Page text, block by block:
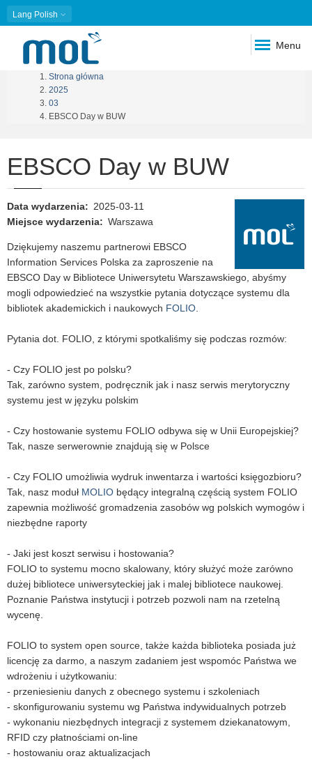
Lang Polish
Menu
Ścieżka
nawigacyjna
Strona główna
2025
03
EBSCO Day w BUW
EBSCO Day w BUW
Data wydarzenia
2025-03-11
Miejsce wydarzenia
Warszawa
Dziękujemy naszemu partnerowi EBSCO
Information Services Polska za zaproszenie na
EBSCO Day w Bibliotece Uniwersytetu Warszawskiego, abyśmy
mogli odpowiedzieć na wszystkie pytania dotyczące systemu dla
bibliotek akademickich i naukowych FOLIO
Pytania dot. FOLIO, z którymi spotkaliśmy się podczas rozmów:
- Czy FOLIO jest po polsku?
Tak, zarówno system, podręcznik jak i nasz serwis merytoryczny
systemu jest w języku polskim
- Czy hostowanie systemu FOLIO odbywa się w Unii Europejskiej?
Tak, nasze serwerownie znajdują się w Polsce
- Czy FOLIO umożliwia wydruk inwentarza i wartości księgozbioru?
Tak, nasz moduł MOLIO będący integralną częścią system FOLIO
zapewnia możliwość gromadzenia zasobów wg polskich wymogów i
niezbędne raporty
- Jaki jest koszt serwisu i hostowania?
FOLIO to systemu mocno skalowany, który służyć może zarówno
dużej bibliotece uniwersyteckiej jak i malej bibliotece naukowej.
Poznanie Państwa instytucji i potrzeb pozwoli nam na rzetelną
wycenę.
FOLIO to system open source, także każda biblioteka posiada już
licencję za darmo, a naszym zadaniem jest wspomóc Państwa we
wdrożeniu i użytkowaniu:
- przeniesieniu danych z obecnego systemu i szkoleniach
- skonfigurowaniu systemu wg Państwa indywidualnych potrzeb
- wykonaniu niezbędnych integracji z systemem dziekanatowym,
RFID czy płatnościami on-line
- hostowaniu oraz aktualizacjach